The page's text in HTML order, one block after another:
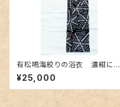
有松鳴海絞りの浴衣 濃紺に幾
何学柄
¥25,000